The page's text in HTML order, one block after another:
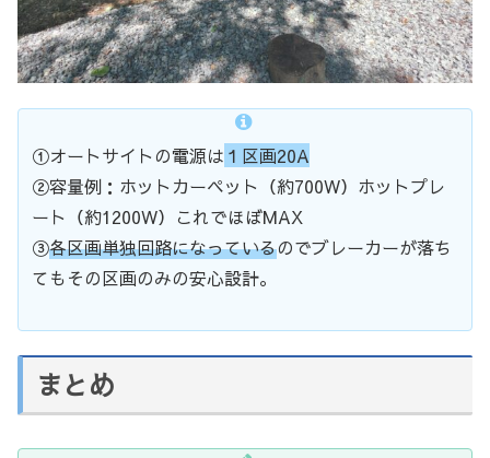
①オートサイトの電源は １区画20A
②容量例：ホットカーペット（約700W）ホットプレ
ート（約1200W）これでほぼMAX
③各区画単独回路になっているのでブレーカーが落ち
てもその区画のみの安心設計。
まとめ